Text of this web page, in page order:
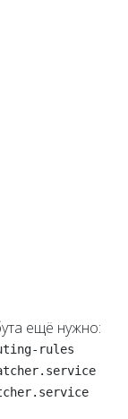
ещё нужно:
rules